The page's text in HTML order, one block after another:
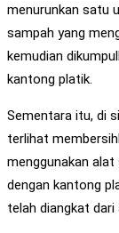
menurunkan satu
sampah yang
kemudian
kantong platik.
Sementara itu, di
terlihat
menggunakan alat
dengan kantong
telah diangkat dari